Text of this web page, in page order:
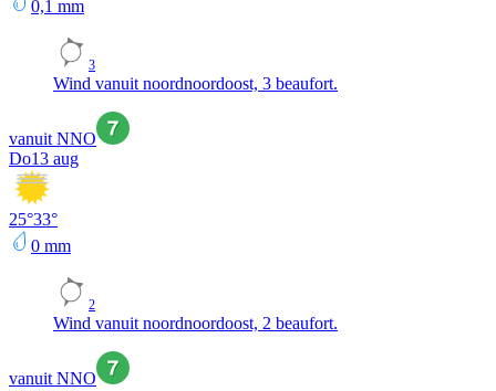
0,1 mm
3
Wind vanuit noordnoordoost, 3 beaufort.
vanuit NNO
Do13 aug
25°33°
0 mm
2
Wind vanuit noordnoordoost, 2 beaufort.
vanuit NNO